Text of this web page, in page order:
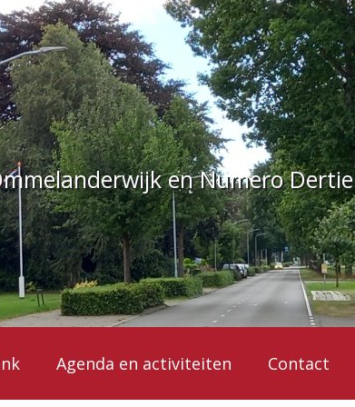
en Numero
Agenda en activiteiten Contact